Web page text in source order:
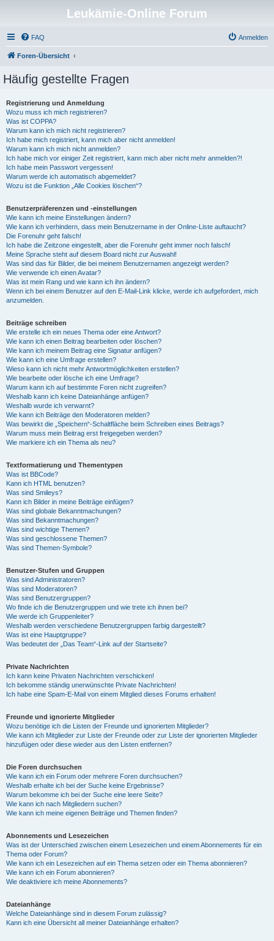
Leukämie-Online Forum
FAQ Anmelden
Foren-Übersicht
Häufig gestellte Fragen
Registrierung und Anmeldung
Wozu muss ich mich registrieren?
Was ist COPPA?
Warum kann ich mich nicht registrieren?
Ich habe mich registriert, kann mich aber nicht anmelden!
Warum kann ich mich nicht anmelden?
Ich habe mich vor einiger Zeit registriert, kann mich aber nicht mehr anmelden?!
Ich habe mein Passwort vergessen!
Warum werde ich automatisch abgemeldet?
Wozu ist die Funktion „Alle Cookies löschen“?
Benutzerpräferenzen und -einstellungen
Wie kann ich meine Einstellungen ändern?
Wie kann ich verhindern, dass mein Benutzername in der Online-Liste auftaucht?
Die Forenuhr geht falsch!
Ich habe die Zeitzone eingestellt, aber die Forenuhr geht immer noch falsch!
Meine Sprache steht auf diesem Board nicht zur Auswahl!
Was sind das für Bilder, die bei meinem Benutzernamen angezeigt werden?
Wie verwende ich einen Avatar?
Was ist mein Rang und wie kann ich ihn ändern?
Wenn ich bei einem Benutzer auf den E-Mail-Link klicke, werde ich aufgefordert, mich
anzumelden.
Beiträge schreiben
Wie erstelle ich ein neues Thema oder eine Antwort?
Wie kann ich einen Beitrag bearbeiten oder löschen?
Wie kann ich meinem Beitrag eine Signatur anfügen?
Wie kann ich eine Umfrage erstellen?
Wieso kann ich nicht mehr Antwortmöglichkeiten erstellen?
Wie bearbeite oder lösche ich eine Umfrage?
Warum kann ich auf bestimmte Foren nicht zugreifen?
Weshalb kann ich keine Dateianhänge anfügen?
Weshalb wurde ich verwarnt?
Wie kann ich Beiträge den Moderatoren melden?
Was bewirkt die „Speichern“-Schaltfläche beim Schreiben eines Beitrags?
Warum muss mein Beitrag erst freigegeben werden?
Wie markiere ich ein Thema als neu?
Textformatierung und Thementypen
Was ist BBCode?
Kann ich HTML benutzen?
Was sind Smileys?
Kann ich Bilder in meine Beiträge einfügen?
Was sind globale Bekanntmachungen?
Was sind Bekanntmachungen?
Was sind wichtige Themen?
Was sind geschlossene Themen?
Was sind Themen-Symbole?
Benutzer-Stufen und Gruppen
Was sind Administratoren?
Was sind Moderatoren?
Was sind Benutzergruppen?
Wo finde ich die Benutzergruppen und wie trete ich ihnen bei?
Wie werde ich Gruppenleiter?
Weshalb werden verschiedene Benutzergruppen farbig dargestellt?
Was ist eine Hauptgruppe?
Was bedeutet der „Das Team“-Link auf der Startseite?
Private Nachrichten
Ich kann keine Privaten Nachrichten verschicken!
Ich bekomme ständig unerwünschte Private Nachrichten!
Ich habe eine Spam-E-Mail von einem Mitglied dieses Forums erhalten!
Freunde und ignorierte Mitglieder
Wozu benötige ich die Listen der Freunde und ignorierten Mitglieder?
Wie kann ich Mitglieder zur Liste der Freunde oder zur Liste der ignorierten Mitglieder
hinzufügen oder diese wieder aus den Listen entfernen?
Die Foren durchsuchen
Wie kann ich ein Forum oder mehrere Foren durchsuchen?
Weshalb erhalte ich bei der Suche keine Ergebnisse?
Warum bekomme ich bei der Suche eine leere Seite?
Wie kann ich nach Mitgliedern suchen?
Wie kann ich meine eigenen Beiträge und Themen finden?
Abonnements und Lesezeichen
Was ist der Unterschied zwischen einem Lesezeichen und einem Abonnements für ein
Thema oder Forum?
Wie kann ich ein Lesezeichen auf ein Thema setzen oder ein Thema abonnieren?
Wie kann ich ein Forum abonnieren?
Wie deaktiviere ich meine Abonnements?
Dateianhänge
Welche Dateianhänge sind in diesem Forum zulässig?
Kann ich eine Übersicht all meiner Dateianhänge erhalten?